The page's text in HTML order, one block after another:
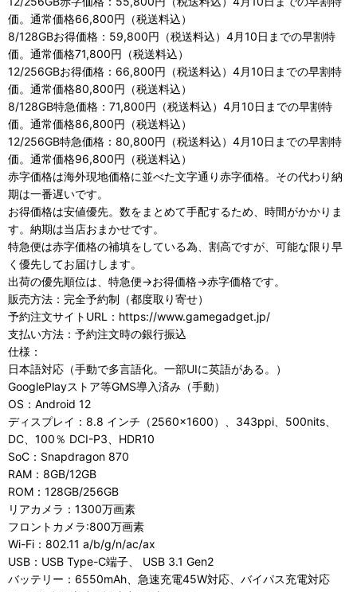
価。通常価格66,800円（税送料込）
8/128GBお得価格：59,800円（税送料込）4月10日までの早割特
価。通常価格71,800円（税送料込）
12/256GBお得価格：66,800円（税送料込）4月10日までの早割特
価。通常価格80,800円（税送料込）
8/128GB特急価格：71,800円（税送料込）4月10日までの早割特
価。通常価格86,800円（税送料込）
12/256GB特急価格：80,800円（税送料込）4月10日までの早割特
価。通常価格96,800円（税送料込）
赤字価格は海外現地価格に並べた文字通り赤字価格。その代わり納
期は一番遅いです。
お得価格は安値優先。数をまとめて手配するため、時間がかかりま
す。納期は当店おまかせです。
特急便は赤字価格の補填をしている為、割高ですが、可能な限り早
く優先してお届けします。
出荷の優先順位は、特急便→お得価格→赤字価格です。
販売方法：完全予約制（都度取り寄せ）
予約注文サイトURL：https://www.gamegadget.jp/
支払い方法：予約注文時の銀行振込
仕様：
日本語対応（手動で多言語化。一部UIに英語がある。）
GooglePlayストア等GMS導入済み（手動）
OS：Android 12
ディスプレイ：8.8 インチ（2560×1600）、343ppi、500nits、
DC、100％ DCI-P3、HDR10
SoC：Snapdragon 870
RAM：8GB/12GB
ROM：128GB/256GB
リアカメラ：1300万画素
フロントカメラ:800万画素
Wi-Fi：802.11 a/b/g/n/ac/ax
USB：USB Type-C端子、 USB 3.1 Gen2
バッテリー：6550mAh、急速充電45W対応、バイパス充電対応